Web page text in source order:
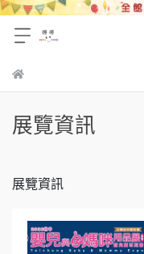
展覽資訊
展覽資訊